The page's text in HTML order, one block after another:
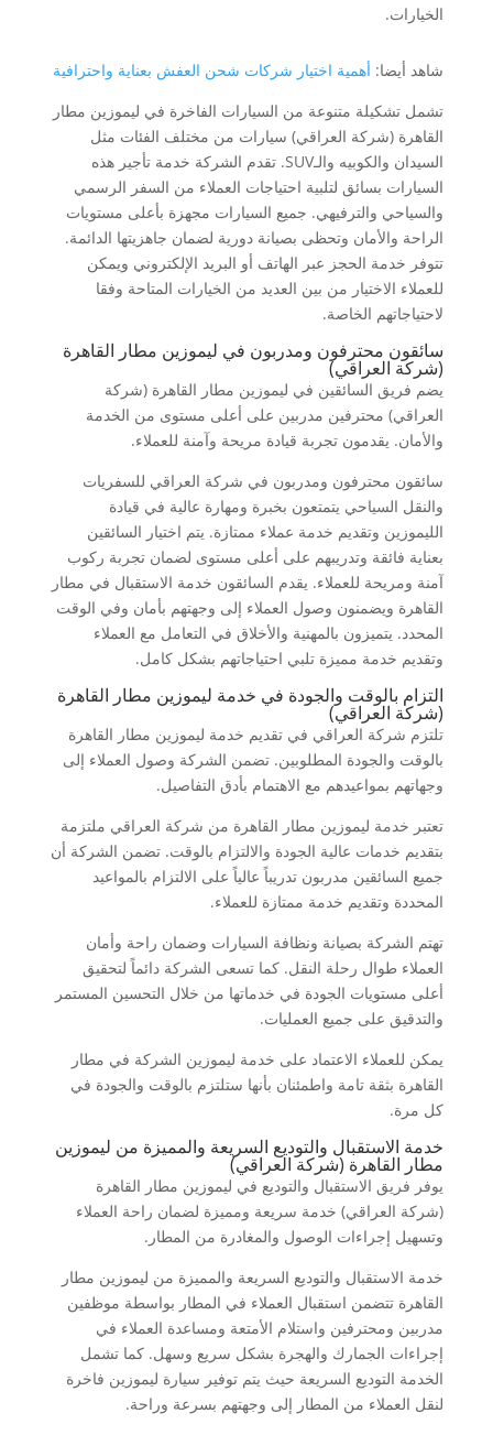
الخيارات.
شاهد أيضا: أهمية اختيار شركات شحن العفش بعناية واحترافية
تشمل تشكيلة متنوعة من السيارات الفاخرة في ليموزين مطار
القاهرة (شركة العراقي) سيارات من مختلف الفئات مثل
السيدان والكوبيه والـSUV. تقدم الشركة خدمة تأجير هذه
السيارات بسائق لتلبية احتياجات العملاء من السفر الرسمي
والسياحي والترفيهي. جميع السيارات مجهزة بأعلى مستويات
الراحة والأمان وتحظى بصيانة دورية لضمان جاهزيتها الدائمة.
تتوفر خدمة الحجز عبر الهاتف أو البريد الإلكتروني ويمكن
للعملاء الاختيار من بين العديد من الخيارات المتاحة وفقا
لاحتياجاتهم الخاصة.
سائقون محترفون ومدربون في ليموزين مطار القاهرة
(شركة العراقي)
يضم فريق السائقين في ليموزين مطار القاهرة (شركة
العراقي) محترفين مدربين على أعلى مستوى من الخدمة
والأمان. يقدمون تجربة قيادة مريحة وآمنة للعملاء.
سائقون محترفون ومدربون في شركة العراقي للسفريات
والنقل السياحي يتمتعون بخبرة ومهارة عالية في قيادة
الليموزين وتقديم خدمة عملاء ممتازة. يتم اختيار السائقين
بعناية فائقة وتدريبهم على أعلى مستوى لضمان تجربة ركوب
آمنة ومريحة للعملاء. يقدم السائقون خدمة الاستقبال في مطار
القاهرة ويضمنون وصول العملاء إلى وجهتهم بأمان وفي الوقت
المحدد. يتميزون بالمهنية والأخلاق في التعامل مع العملاء
وتقديم خدمة مميزة تلبي احتياجاتهم بشكل كامل.
التزام بالوقت والجودة في خدمة ليموزين مطار القاهرة
(شركة العراقي)
تلتزم شركة العراقي في تقديم خدمة ليموزين مطار القاهرة
بالوقت والجودة المطلوبين. تضمن الشركة وصول العملاء إلى
وجهاتهم بمواعيدهم مع الاهتمام بأدق التفاصيل.
تعتبر خدمة ليموزين مطار القاهرة من شركة العراقي ملتزمة
بتقديم خدمات عالية الجودة والالتزام بالوقت. تضمن الشركة أن
جميع السائقين مدربون تدريباً عالياً على الالتزام بالمواعيد
المحددة وتقديم خدمة ممتازة للعملاء.
تهتم الشركة بصيانة ونظافة السيارات وضمان راحة وأمان
العملاء طوال رحلة النقل. كما تسعى الشركة دائماً لتحقيق
أعلى مستويات الجودة في خدماتها من خلال التحسين المستمر
والتدقيق على جميع العمليات.
يمكن للعملاء الاعتماد على خدمة ليموزين الشركة في مطار
القاهرة بثقة تامة واطمئنان بأنها ستلتزم بالوقت والجودة في
كل مرة.
خدمة الاستقبال والتوديع السريعة والمميزة من ليموزين
مطار القاهرة (شركة العراقي)
يوفر فريق الاستقبال والتوديع في ليموزين مطار القاهرة
(شركة العراقي) خدمة سريعة ومميزة لضمان راحة العملاء
وتسهيل إجراءات الوصول والمغادرة من المطار.
خدمة الاستقبال والتوديع السريعة والمميزة من ليموزين مطار
القاهرة تتضمن استقبال العملاء في المطار بواسطة موظفين
مدربين ومحترفين واستلام الأمتعة ومساعدة العملاء في
إجراءات الجمارك والهجرة بشكل سريع وسهل. كما تشمل
الخدمة التوديع السريعة حيث يتم توفير سيارة ليموزين فاخرة
لنقل العملاء من المطار إلى وجهتهم بسرعة وراحة.